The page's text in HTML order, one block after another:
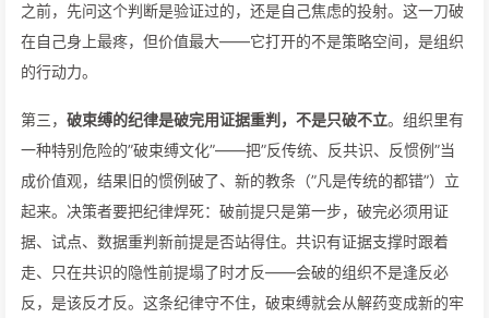
之前，先问这个判断是验证过的，还是自己焦虑的投射。这一刀破
在自己身上最疼，但价值最大——它打开的不是策略空间，是组织
的行动力。
第三， 破束缚的纪律是破完用证据重判，不是只破不立。组织里有
一种特别危险的”破束缚文化”——把”反传统、反共识、反惯例”当
成价值观，结果旧的惯例破了、新的教条（”凡是传统的都错”）立
起来。决策者要把纪律焊死：破前提只是第一步，破完必须用证
据、试点、数据重判新前提是否站得住。共识有证据支撑时跟着
走、只在共识的隐性前提塌了时才反——会破的组织不是逢反必
反，是该反才反。这条纪律守不住，破束缚就会从解药变成新的牢